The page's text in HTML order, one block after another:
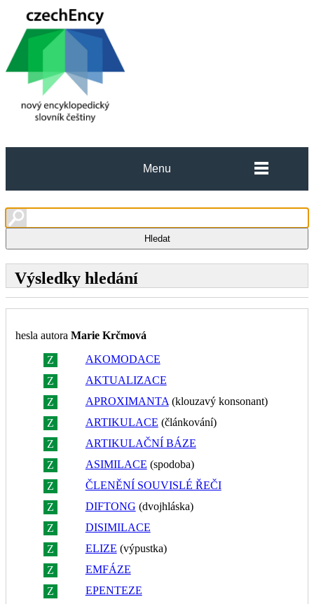
Menu
Výsledky hledání
hesla autora Marie Krčmová
Z
AKOMODACE
Z
AKTUALIZACE
Z
APROXIMANTA (klouzavý konsonant)
Z
ARTIKULACE (článkování)
Z
ARTIKULAČNÍ BÁZE
Z
ASIMILACE (spodoba)
Z
ČLENĚNÍ SOUVISLÉ ŘEČI
Z
DIFTONG (dvojhláska)
Z
DISIMILACE
Z
ELIZE (výpustka)
Z
EMFÁZE
Z
EPENTEZE